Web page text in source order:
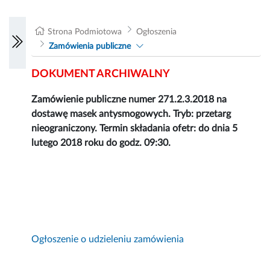
Strona Podmiotowa
Ogłoszenia
Zamówienia publiczne
DOKUMENT ARCHIWALNY
Zamówienie publiczne numer 271.2.3.2018 na
dostawę masek antysmogowych. Tryb: przetarg
nieograniczony. Termin składania ofetr: do dnia 5
lutego 2018 roku do godz. 09:30.
Ogłoszenie o udzieleniu zamówienia